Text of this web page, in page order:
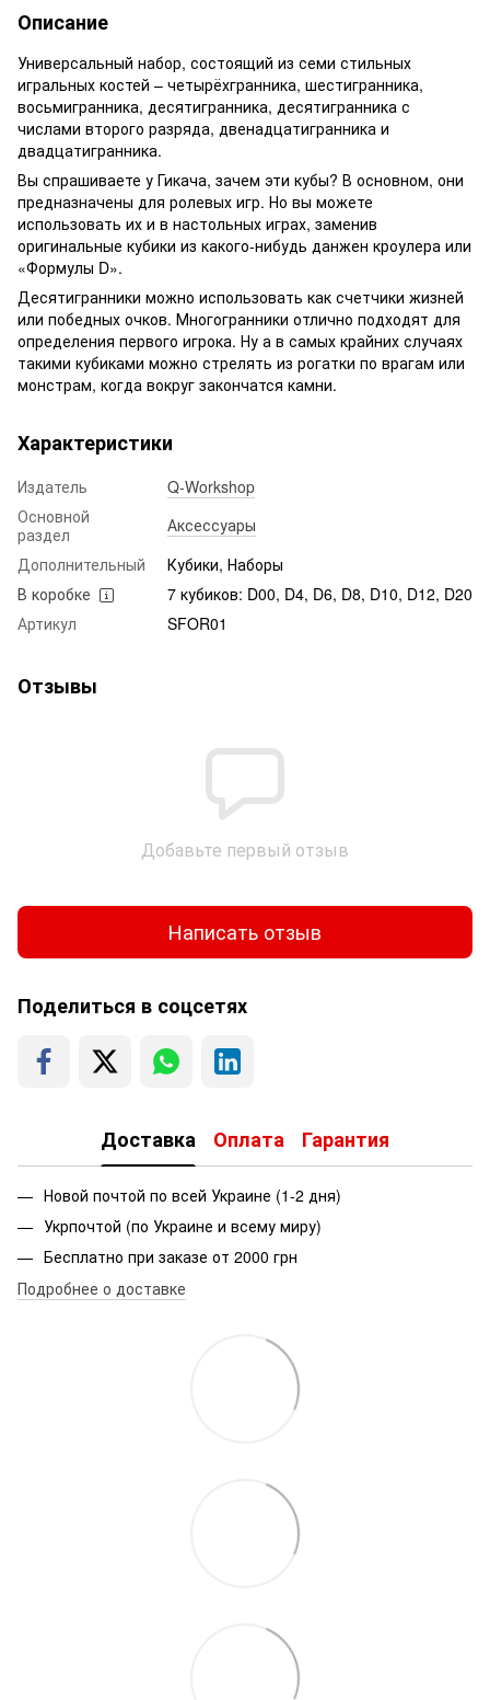
Описание
Универсальный набор, состоящий из семи стильных
игральных костей – четырёхгранника, шестигранника,
восьмигранника, десятигранника, десятигранника с
числами второго разряда, двенадцатигранника и
двадцатигранника.
Вы спрашиваете у Гикача, зачем эти кубы? В основном, они
предназначены для ролевых игр. Но вы можете
использовать их и в настольных играх, заменив
оригинальные кубики из какого-нибудь данжен кроулера или
«Формулы D».
Десятигранники можно использовать как счетчики жизней
или победных очков. Многогранники отлично подходят для
определения первого игрока. Ну а в самых крайних случаях
такими кубиками можно стрелять из рогатки по врагам или
монстрам, когда вокруг закончатся камни.
Характеристики
Издатель
Q-Workshop
Основной
раздел
Аксессуары
Дополнительный
Кубики, Наборы
В коробке
7 кубиков: D00, D4, D6, D8, D10, D12, D20
Артикул
SFOR01
Отзывы
Добавьте первый отзыв
Написать отзыв
Поделиться в соцсетях
Доставка Оплата Гарантия
Новой почтой по всей Украине (1-2 дня)
Укрпочтой (по Украине и всему миру)
Бесплатно при заказе от 2000 грн
Подробнее о доставке